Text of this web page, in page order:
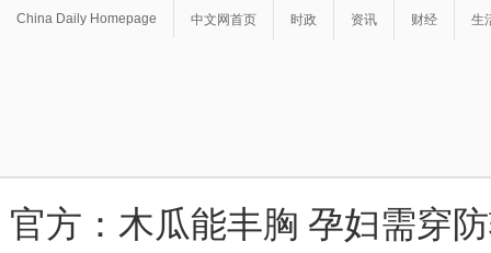
China Daily Homepage 中文网首页 时政 资讯 财经 生
官方：木瓜能丰胸 孕妇需穿